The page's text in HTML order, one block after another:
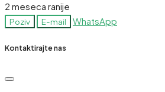
2 meseca ranije
Poziv E-mail WhatsApp
Kontaktirajte nas